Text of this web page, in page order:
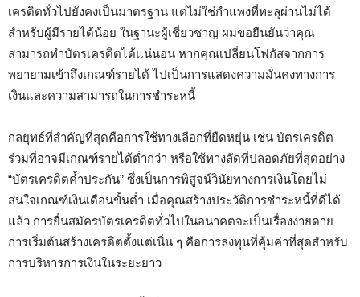
เครดิตทั่วไปยังคงเป็นมาตรฐาน แต่ไม่ใช่กำแพงที่ทะลุผ่านไม่ได้
สำหรับผู้มีรายได้น้อย ในฐานะผู้เชี่ยวชาญ ผมขอยืนยันว่าคุณ
สามารถทำบัตรเครดิตได้แน่นอน หากคุณเปลี่ยนโฟกัสจากการ
พยายามเข้าถึงเกณฑ์รายได้ ไปเป็นการแสดงความมั่นคงทางการ
เงินและความสามารถในการชำระหนี้
กลยุทธ์ที่สำคัญที่สุดคือการใช้ทางเลือกที่ยืดหยุ่น เช่น บัตรเครดิต
ร่วมที่อาจมีเกณฑ์รายได้ต่ำกว่า หรือใช้ทางลัดที่ปลอดภัยที่สุดอย่าง
“บัตรเครดิตค้ำประกัน” ซึ่งเป็นการพิสูจน์วินัยทางการเงินโดยไม่
สนใจเกณฑ์เงินเดือนขั้นต่ำ เมื่อคุณสร้างประวัติการชำระหนี้ที่ดีได้
แล้ว การยื่นสมัครบัตรเครดิตทั่วไปในอนาคตจะเป็นเรื่องง่ายดาย
การเริ่มต้นสร้างเครดิตตั้งแต่เนิ่น ๆ คือการลงทุนที่คุ้มค่าที่สุดสำหรับ
การบริหารการเงินในระยะยาว